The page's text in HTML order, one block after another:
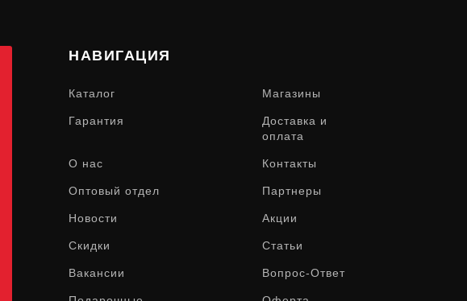
НАВИГАЦИЯ
Каталог Магазины
Гарантия
Доставка и
оплата
О нас Контакты
Оптовый отдел Партнеры
Новости Акции
Скидки Статьи
Вакансии Вопрос-Ответ